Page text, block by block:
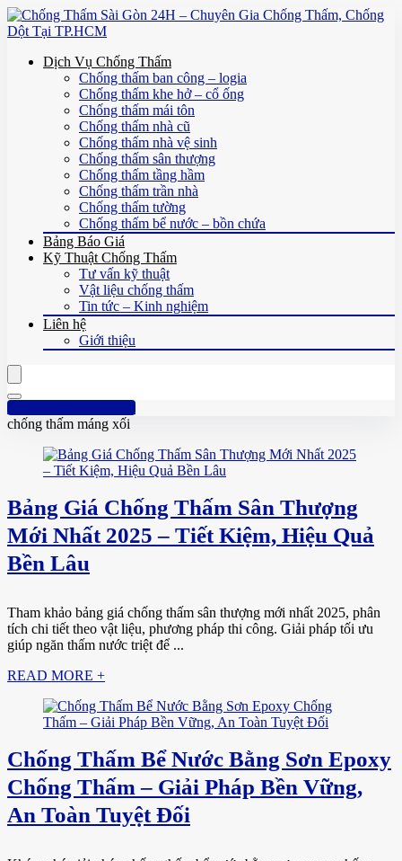
Dịch Vụ Chống Thấm
Chống thấm ban công – logia
Chống thấm khe hở – cổ ống
Chống thấm mái tôn
Chống thấm nhà cũ
Chống thấm nhà vệ sinh
Chống thấm sân thượng
Chống thấm tầng hầm
Chống thấm trần nhà
Chống thấm tường
Chống thấm bể nước – bồn chứa
Bảng Báo Giá
Kỹ Thuật Chống Thấm
Tư vấn kỹ thuật
Vật liệu chống thấm
Tin tức – Kinh nghiệm
Liên hệ
Giới thiệu
Hotline: 0961 894 472
chống thấm máng xối
Bảng Giá Chống Thấm Sân Thượng
Mới Nhất 2025 – Tiết Kiệm, Hiệu Quả
Bền Lâu
Tham khảo bảng giá chống thấm sân thượng mới nhất 2025, phân
tích chi tiết theo vật liệu, phương pháp thi công. Giải pháp tối ưu
giúp ngăn thấm nước triệt để ...
READ MORE +
Chống Thấm Bể Nước Bằng Sơn Epoxy
Chống Thấm – Giải Pháp Bền Vững,
An Toàn Tuyệt Đối